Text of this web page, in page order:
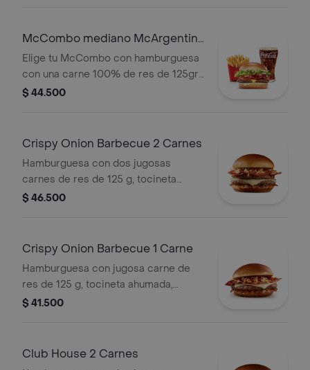
medianas y gaseosa mediana a elegir.
McCombo mediano McArgentina
1 Carne
Elige tu McCombo con hamburguesa
con una carne 100% de res de 125gr,
salsa mayo chimichurri, cebolla
y gaseosa mediana a elegir.
$ 44.500
Crispy Onion Barbecue 2 Carnes
Hamburguesa con dos jugosas
carnes de res de 125 g, tocineta
ahumada, queso blanco cremoso,
$ 46.500
Crispy Onion Barbecue 1 Carne
Hamburguesa con jugosa carne de
res de 125 g, tocineta ahumada,
queso blanco cremoso, cebolla
$ 41.500
Club House 2 Carnes